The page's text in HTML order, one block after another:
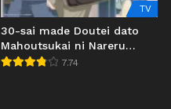
TV
30-sai made Doutei dato
Mahoutsukai ni Nareru
Rashii
7.74